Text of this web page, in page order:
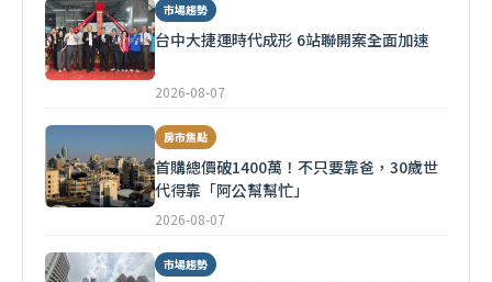
市場趨勢
台中大捷運時代成形 6站聯開案全面加速
2026-08-07
房市焦點
首購總價破1400萬！不只要靠爸，30歲世
代得靠「阿公幫幫忙」
2026-08-07
市場趨勢